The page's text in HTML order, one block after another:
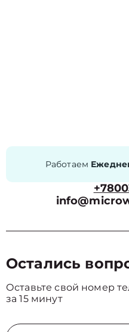
Работаем
Остались
Оставьте свой номер
за 15 минут